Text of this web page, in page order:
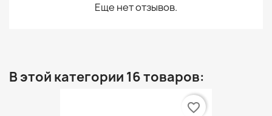
Еще нет отзывов.
В этой категории 16 товаров:
favorite_border